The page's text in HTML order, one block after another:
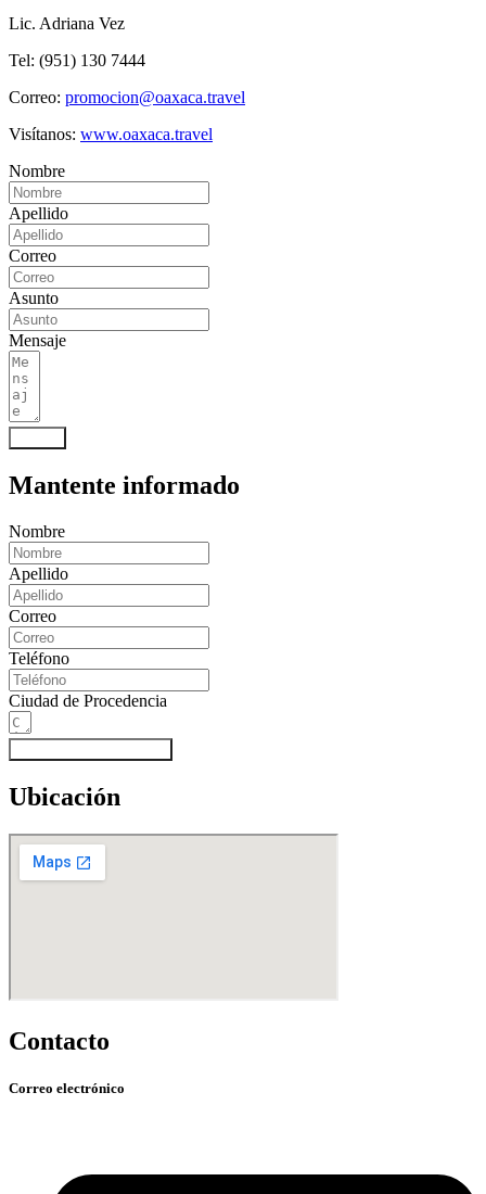
Lic. Adriana Vez
Tel: (951) 130 7444
Correo: promocion@oaxaca.travel
Visítanos: www.oaxaca.travel
Nombre
Apellido
Correo
Asunto
Mensaje
Mantente informado
Nombre
Apellido
Correo
Teléfono
Ciudad de Procedencia
Ubicación
Contacto
Correo electrónico